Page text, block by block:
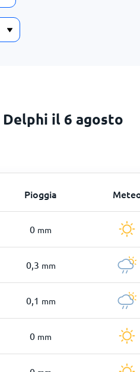
il 6 agosto
Pioggia
0 mm
0,3 mm
0,1 mm
0 mm